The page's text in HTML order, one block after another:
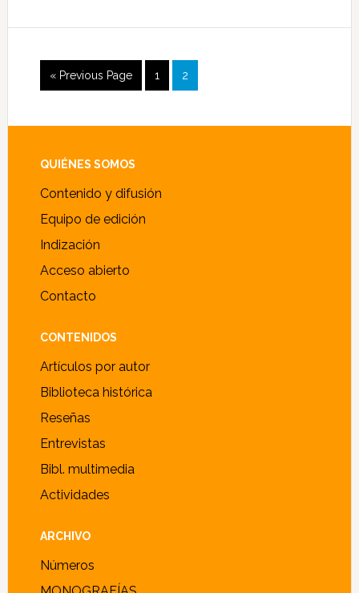
« Go
to
Previous Page Page
1 Page
2
Footer
QUIÉNES SOMOS
Contenido y difusión
Equipo de edición
Indización
Acceso abierto
Contacto
CONTENIDOS
Artículos por autor
Biblioteca histórica
Reseñas
Entrevistas
Bibl. multimedia
Actividades
ARCHIVO
Números